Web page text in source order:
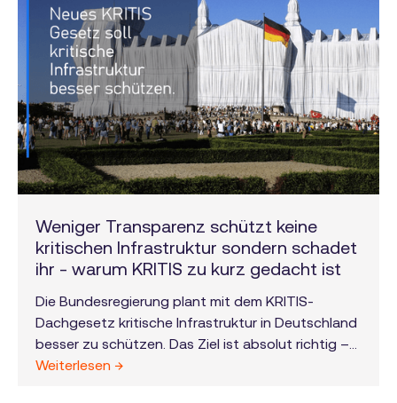
nicht verfügbar.
Weniger Transparenz schützt keine
kritischen Infrastruktur sondern schadet
ihr - warum KRITIS zu kurz gedacht ist
Die Bundesregierung plant mit dem KRITIS-
Dachgesetz kritische Infrastruktur in Deutschland
besser zu schützen. Das Ziel ist absolut richtig –
unsere Energieinfrastruktur, Wassernetze und IT-
Weiterlesen →